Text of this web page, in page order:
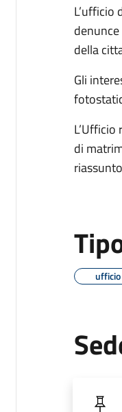
L’ufficio
della
Gli
di
ufficio